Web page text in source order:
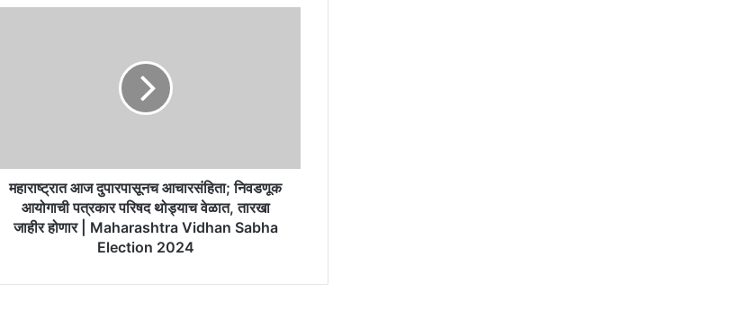
महाराष्ट्रात आज दुपारपासूनच आचारसंहिता; निवडणूक
आयोगाची पत्रकार परिषद थोड्याच वेळात, तारखा
जाहीर होणार | Maharashtra Vidhan Sabha
Election 2024